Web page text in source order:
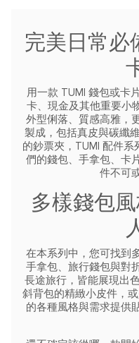
完美日常必
用一款 TUMI 錢包或卡
卡、現金及其他重要小
外型俐落、質感高雅，
製成，包括真皮與碳纖維
的鈔票夾，TUMI 配件
們的錢包、手拿包、卡
件不可
多樣錢包
在本系列中，您可找到
手拿包、旅行錢包與對
長途旅行，皆能展現出色
斜背包的精緻小皮件，
的各種風格與需求提供